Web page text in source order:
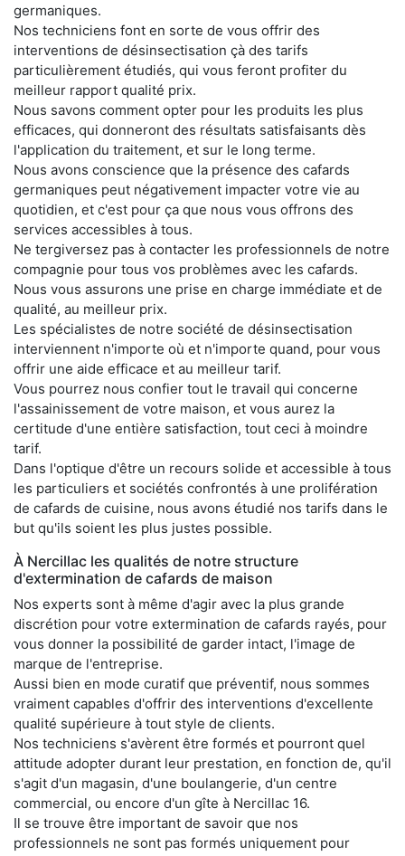
germaniques.
Nos techniciens font en sorte de vous offrir des
interventions de désinsectisation çà des tarifs
particulièrement étudiés, qui vous feront profiter du
meilleur rapport qualité prix.
Nous savons comment opter pour les produits les plus
efficaces, qui donneront des résultats satisfaisants dès
l'application du traitement, et sur le long terme.
Nous avons conscience que la présence des cafards
germaniques peut négativement impacter votre vie au
quotidien, et c'est pour ça que nous vous offrons des
services accessibles à tous.
Ne tergiversez pas à contacter les professionnels de notre
compagnie pour tous vos problèmes avec les cafards.
Nous vous assurons une prise en charge immédiate et de
qualité, au meilleur prix.
Les spécialistes de notre société de désinsectisation
interviennent n'importe où et n'importe quand, pour vous
offrir une aide efficace et au meilleur tarif.
Vous pourrez nous confier tout le travail qui concerne
l'assainissement de votre maison, et vous aurez la
certitude d'une entière satisfaction, tout ceci à moindre
tarif.
Dans l'optique d'être un recours solide et accessible à tous
les particuliers et sociétés confrontés à une prolifération
de cafards de cuisine, nous avons étudié nos tarifs dans le
but qu'ils soient les plus justes possible.
À Nercillac les qualités de notre structure
d'extermination de cafards de maison
Nos experts sont à même d'agir avec la plus grande
discrétion pour votre extermination de cafards rayés, pour
vous donner la possibilité de garder intact, l'image de
marque de l'entreprise.
Aussi bien en mode curatif que préventif, nous sommes
vraiment capables d'offrir des interventions d'excellente
qualité supérieure à tout style de clients.
Nos techniciens s'avèrent être formés et pourront quel
attitude adopter durant leur prestation, en fonction de, qu'il
s'agit d'un magasin, d'une boulangerie, d'un centre
commercial, ou encore d'un gîte à Nercillac 16.
Il se trouve être important de savoir que nos
professionnels ne sont pas formés uniquement pour